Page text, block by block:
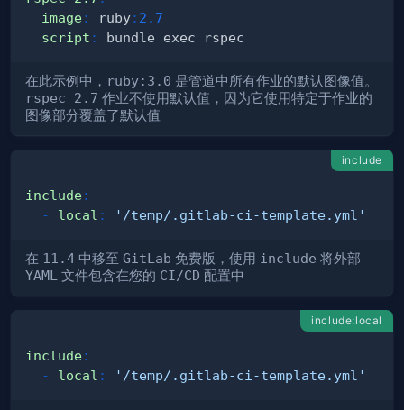
image: ruby: 2.7
script :
在此示例中， ruby:3.0 是管道中所有作业的默认图像值。
rspec 2.7 作业不使用默认值，因为它使用特定于作业的
图像部分覆盖了默认值
include
include:
-
local : '/temp/.gitlab-ci-template.yml'
在 11.4 中移至 GitLab 免费版，使用 include 将外部
YAML 文件包含在您的 CI/CD 配置中
include:local
include:
-
local : '/temp/.gitlab-ci-template.yml'